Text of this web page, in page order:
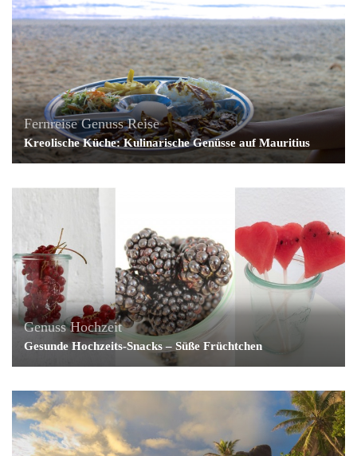
Fernreise Genuss Reise
Kreolische Küche: Kulinarische Genüsse auf Mauritius
Genuss Hochzeit
Gesunde Hochzeits-Snacks – Süße Früchtchen